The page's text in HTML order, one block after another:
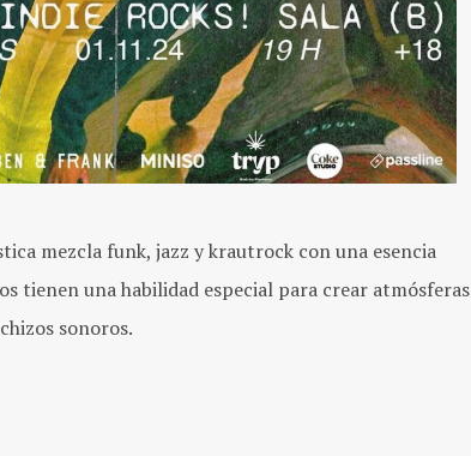
mezcla funk, jazz y krautrock con una esencia
tienen una habilidad especial para crear atmósferas
sonoros.